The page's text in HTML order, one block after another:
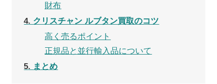
財布
4 クリスチャン ルブタン買取のコツ
高く売るポイント
正規品と並行輸入品について
5
まとめ